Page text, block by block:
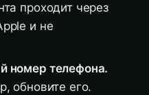
проходит через
и не
номер телефона.
обновите его.